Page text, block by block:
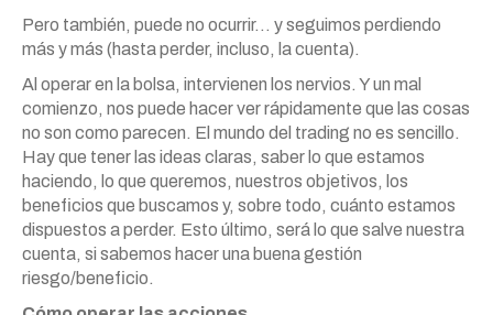
Pero también, puede no ocurrir… y seguimos perdiendo
más y más (hasta perder, incluso, la cuenta).
Al operar en la bolsa, intervienen los nervios. Y un mal
comienzo, nos puede hacer ver rápidamente que las cosas
no son como parecen. El mundo del trading no es sencillo.
Hay que tener las ideas claras, saber lo que estamos
haciendo, lo que queremos, nuestros objetivos, los
beneficios que buscamos y, sobre todo, cuánto estamos
dispuestos a perder. Esto último, será lo que salve nuestra
cuenta, si sabemos hacer una buena gestión
riesgo/beneficio.